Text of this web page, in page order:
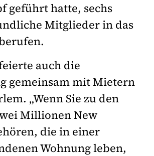
geführt hatte, sechs
Mitglieder in das
auch die
gemeinsam mit Mietern
„Wenn Sie zu den
Millionen New
die in einer
Wohnung leben,